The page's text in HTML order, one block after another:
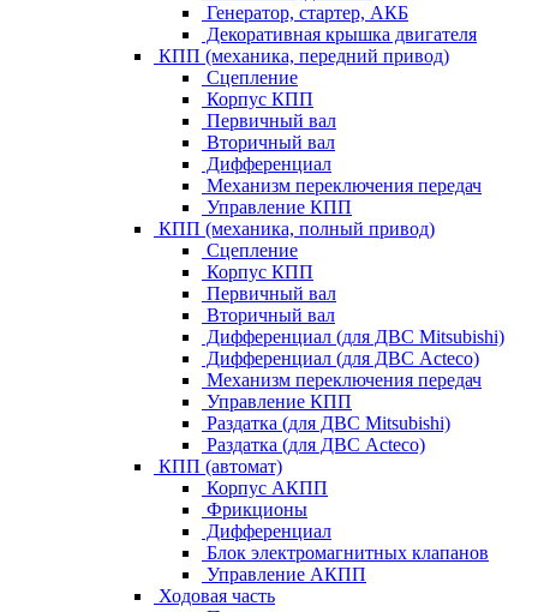
Генератор, стартер, АКБ
Декоративная крышка двигателя
КПП (механика, передний привод)
Сцепление
Корпус КПП
Первичный вал
Вторичный вал
Дифференциал
Механизм переключения передач
Управление КПП
КПП (механика, полный привод)
Сцепление
Корпус КПП
Первичный вал
Вторичный вал
Дифференциал (для ДВС Mitsubishi)
Дифференциал (для ДВС Acteco)
Механизм переключения передач
Управление КПП
Раздатка (для ДВС Mitsubishi)
Раздатка (для ДВС Acteco)
КПП (автомат)
Корпус АКПП
Фрикционы
Дифференциал
Блок электромагнитных клапанов
Управление АКПП
Ходовая часть